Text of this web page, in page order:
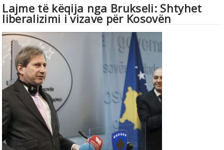
Lajme të këqija nga Brukseli: Shtyhet
liberalizimi i vizave për Kosovën